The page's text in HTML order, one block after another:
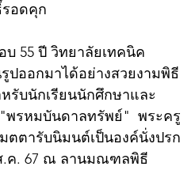
อดคุก
55 ปี วิทยาลัยเทคนิค
ออกมาได้อย่างสวยงามพิธี
รับนักเรียนนักศึกษาและ
พรหมบันดาลทรัพย์"  พระครู
ตตารับนิมนต์เป็นองค์นั่งปรก
ส.ค. 67 ณ ลานมณฑลพิธี